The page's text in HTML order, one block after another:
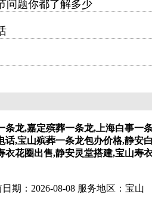
问题你都了解多少
条龙,嘉定殡葬一条龙,上海白事一
话,宝山殡葬一条龙包办价格,静安
衣花圈出售,静安灵堂搭建,宝山寿
日期：2026-08-08 服务地区：宝山